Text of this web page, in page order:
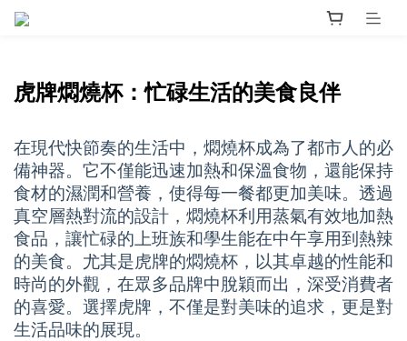
虎牌燜燒杯：忙碌生活的美食良伴
在現代快節奏的生活中，燜燒杯成為了都市人的必
備神器。它不僅能迅速加熱和保溫食物，還能保持
食材的濕潤和營養，使得每一餐都更加美味。透過
真空層熱對流的設計，燜燒杯利用蒸氣有效地加熱
食品，讓忙碌的上班族和學生能在中午享用到熱辣
的美食。尤其是虎牌的燜燒杯，以其卓越的性能和
時尚的外觀，在眾多品牌中脫穎而出，深受消費者
的喜愛。選擇虎牌，不僅是對美味的追求，更是對
生活品味的展現。